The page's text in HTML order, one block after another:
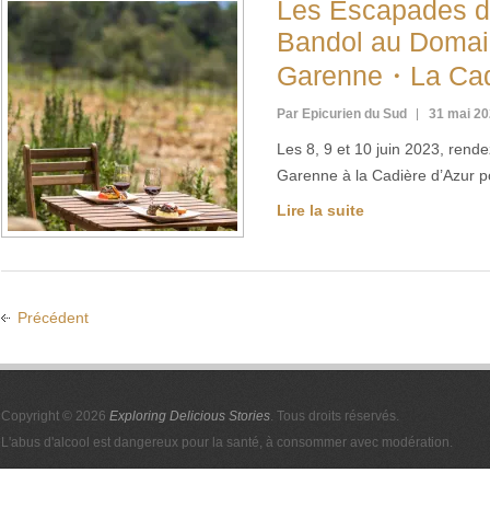
Les Escapades
Bandol au
Garenne・La
Par Epicurien du Sud 31 mai
Les 8, 9 et 10 juin 2023,
Garenne à la Cadière d’Azur
Lire la suite
Précédent
Copyright © 2026 Exploring Delicious Stories. Tous droits réservés.
L'abus d'alcool est dangereux pour la santé, à consommer avec modération.